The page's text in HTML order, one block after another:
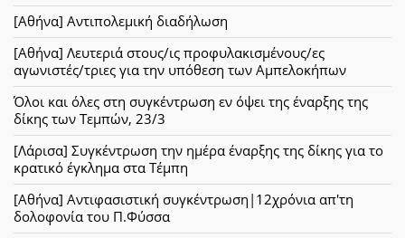
[Αθήνα] Αντιπολεμική διαδήλωση
[Αθήνα] Λευτεριά στους/ις προφυλακισμένους/ες
αγωνιστές/τριες για την υπόθεση των Αμπελοκήπων
Όλοι και όλες στη συγκέντρωση εν όψει της έναρξης της
δίκης των Τεμπών, 23/3
[Λάρισα] Συγκέντρωση την ημέρα έναρξης της δίκης για το
κρατικό έγκλημα στα Τέμπη
[Αθήνα] Αντιφασιστική συγκέντρωση|12χρόνια απ'τη
δολοφονία του Π.Φύσσα